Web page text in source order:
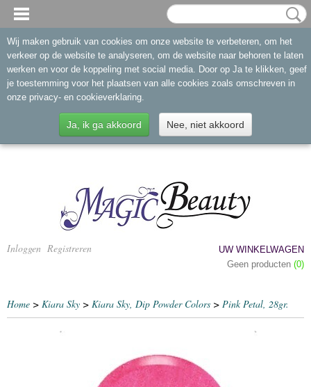
Inloggen Registreren
UW WINKELWAGEN
Geen producten (0)
Home > Kiara Sky > Kiara Sky, Dip Powder Colors > Pink Petal, 28gr.
Wij maken gebruik van cookies om onze website te verbeteren, om het
verkeer op de website te analyseren, om de website naar behoren te laten
werken en voor de koppeling met social media. Door op Ja te klikken, geef
je toestemming voor het plaatsen van alle cookies zoals omschreven in
onze privacy- en cookieverklaring.
Ja, ik ga akkoord Nee, niet akkoord